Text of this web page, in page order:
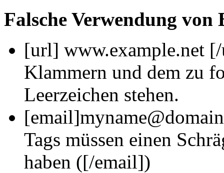
Falsche Verwendung von
[url] www.example.net
Klammern und dem zu
Leerzeichen stehen.
[email]
Tags müssen einen
haben ([/email])